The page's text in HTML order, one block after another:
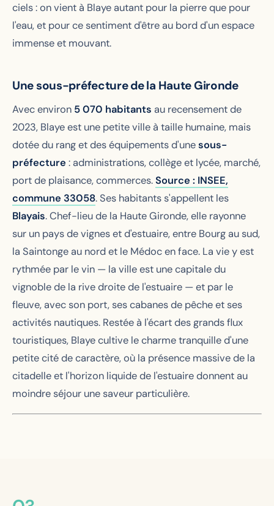
ciels : on vient à Blaye autant pour la pierre que pour
l'eau, et pour ce sentiment d'être au bord d'un espace
immense et mouvant.
Une sous-préfecture de la Haute Gironde
Avec environ 5 070 habitants au recensement de
2023, Blaye est une petite ville à taille humaine, mais
dotée du rang et des équipements d'unesous-
préfecture : administrations, collège et lycée, marché,
port de plaisance, commerces.Source : INSEE,
commune 33058. Ses habitants s'appellent les
Blayais. Chef-lieu de la Haute Gironde, elle rayonne
sur un pays de vignes et d'estuaire, entre Bourg au sud,
la Saintonge au nord et le Médoc en face. La vie y est
rythmée par le vin — la ville est une capitale du
vignoble de la rive droite de l'estuaire — et par le
fleuve, avec son port, ses cabanes de pêche et ses
activités nautiques. Restée à l'écart des grands flux
touristiques, Blaye cultive le charme tranquille d'une
petite cité de caractère, où la présence massive de la
citadelle et l'horizon liquide de l'estuaire donnent au
moindre séjour une saveur particulière.